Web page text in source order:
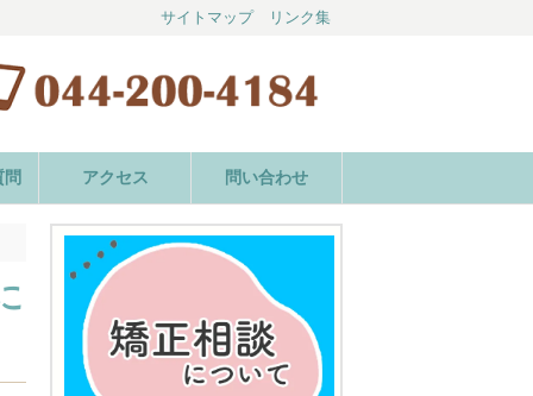
サイトマップ リンク集
アクセス 問い合わせ